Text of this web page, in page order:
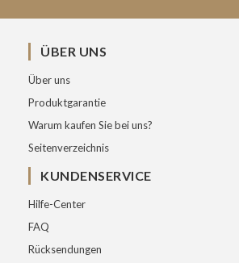
ÜBER UNS
Über uns
Produktgarantie
Warum kaufen Sie bei uns?
Seitenverzeichnis
KUNDENSERVICE
Hilfe-Center
FAQ
Rücksendungen